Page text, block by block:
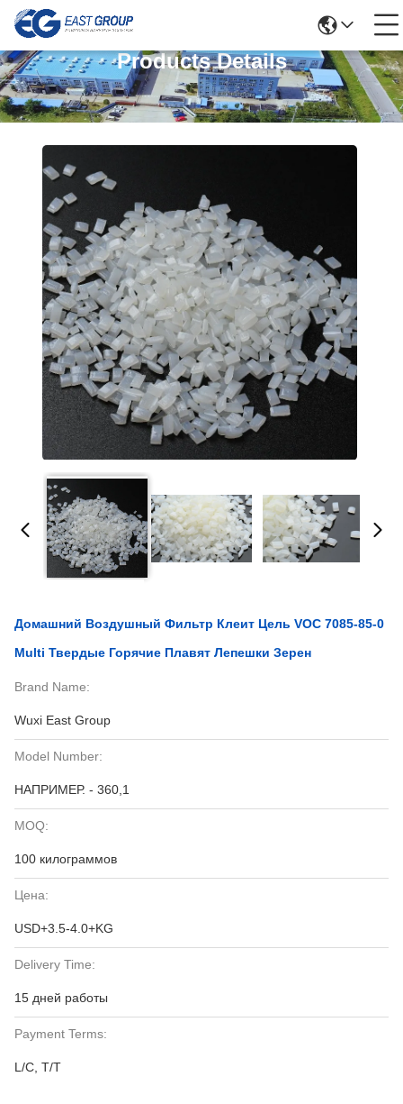
Products Details
Домашний Воздушный Фильтр Клеит Цель VOC 7085-85-0
Multi Твердые Горячие Плавят Лепешки Зерен
Brand Name:
Wuxi East Group
Model Number:
НАПРИМЕР. - 360,1
MOQ:
100 килограммов
Цена:
USD+3.5-4.0+KG
Delivery Time:
15 дней работы
Payment Terms:
L/C, T/T